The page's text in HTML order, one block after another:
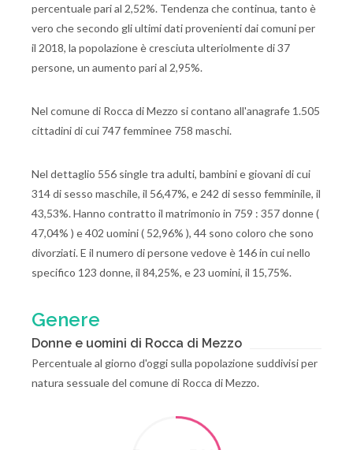
percentuale pari al 2,52%. Tendenza che continua, tanto è
vero che secondo gli ultimi dati provenienti dai comuni per
il 2018, la popolazione è cresciuta ulteriolmente di 37
persone, un aumento pari al 2,95%.
Nel comune di Rocca di Mezzo si contano all'anagrafe 1.505
cittadini di cui 747 femminee 758 maschi.
Nel dettaglio 556 single tra adulti, bambini e giovani di cui
314 di sesso maschile, il 56,47%, e 242 di sesso femminile, il
43,53%. Hanno contratto il matrimonio in 759 : 357 donne (
47,04% ) e 402 uomini ( 52,96% ), 44 sono coloro che sono
divorziati. E il numero di persone vedove è 146 in cui nello
specifico 123 donne, il 84,25%, e 23 uomini, il 15,75%.
Genere
Donne e uomini di Rocca di Mezzo
Percentuale al giorno d'oggi sulla popolazione suddivisi per
natura sessuale del comune di Rocca di Mezzo.